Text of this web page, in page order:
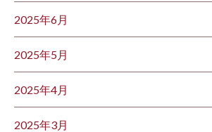
2025年6月
2025年5月
2025年4月
2025年3月